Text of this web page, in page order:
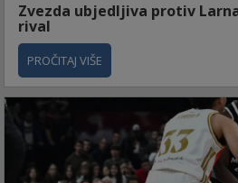
Zvezda ubjedljiva protiv
rival
PROČITAJ VIŠE